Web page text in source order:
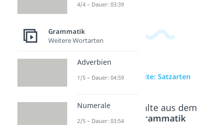
zur Videoseite: Satzarten
Beliebte Inhalte aus dem
Bereich
Grammatik
4/4 – Dauer: 03:39
Grammatik
Weitere Wortarten
Adverbien
1/5 – Dauer: 04:59
Numerale
2/5 – Dauer: 03:54